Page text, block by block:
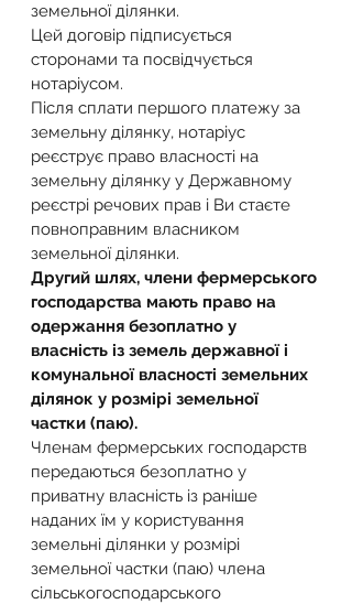
земельної ділянки.
Цей договір підписується
сторонами та посвідчується
нотаріусом.
Після сплати першого платежу за
земельну ділянку, нотаріус
реєструє право власності на
земельну ділянку у Державному
реєстрі речових прав і Ви стаєте
повноправним власником
земельної ділянки.
Другий шлях, члени фермерського
господарства мають право на
одержання безоплатно у
власність із земель державної і
комунальної власності земельних
ділянок у розмірі земельної
частки (паю).
Членам фермерських господарств
передаються безоплатно у
приватну власність із раніше
наданих їм у користування
земельні ділянки у розмірі
земельної частки (паю) члена
сільськогосподарського